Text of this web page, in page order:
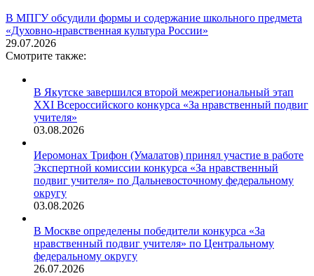
В МПГУ обсудили формы и содержание школьного предмета
«Духовно-нравственная культура России»
29.07.2026
Смотрите также:
В Якутске завершился второй межрегиональный этап
XXI Всероссийского конкурса «За нравственный подвиг
учителя»
03.08.2026
Иеромонах Трифон (Умалатов) принял участие в работе
Экспертной комиссии конкурса «За нравственный
подвиг учителя» по Дальневосточному федеральному
округу
03.08.2026
В Москве определены победители конкурса «За
нравственный подвиг учителя» по Центральному
федеральному округу
26.07.2026